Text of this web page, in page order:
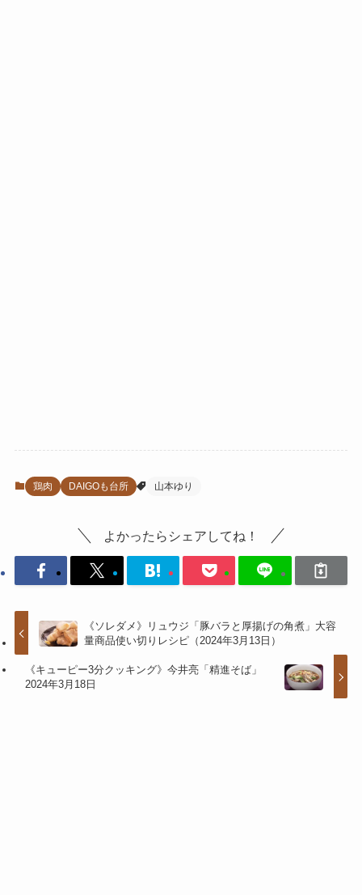
鶏肉 DAIGOも台所 山本ゆり
よかったらシェアしてね！
《ソレダメ》リュウジ「豚バラと厚揚げの角煮」大容
量商品使い切りレシピ（2024年3月13日）
《キューピー3分クッキング》今井亮「精進そば」
2024年3月18日